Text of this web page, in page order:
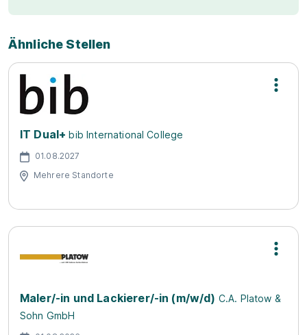
Ähnliche Stellen
IT Dual+ bib International College
01.08.2027
Mehrere Standorte
Maler/-in und Lackierer/-in (m/w/d) C.A. Platow &
Sohn GmbH